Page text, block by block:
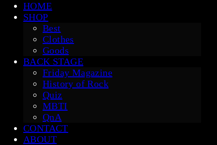
HOME
SHOP
Best
Clothes
Goods
BACK STAGE
Friday Magazine
History of Rock
Quiz
MBTI
QnA
CONTACT
ABOUT